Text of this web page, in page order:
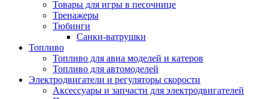
Товары для игры в песочнице
Тренажеры
Тюбинги
Санки-ватрушки
Топливо
Топливо для авиа моделей и катеров
Топливо для автомоделей
Электродвигатели и регуляторы скорости
Аксессуары и запчасти для электродвигателей